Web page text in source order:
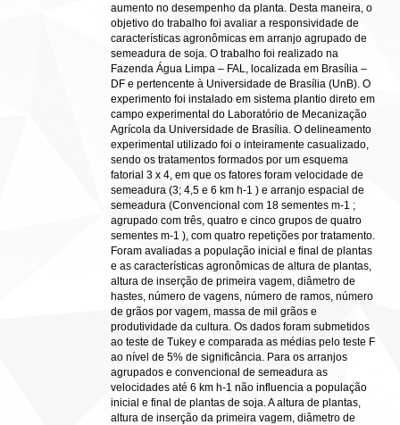
aumento no desempenho da planta. Desta maneira, o
objetivo do trabalho foi avaliar a responsividade de
características agronômicas em arranjo agrupado de
semeadura de soja. O trabalho foi realizado na
Fazenda Água Limpa – FAL, localizada em Brasília –
DF e pertencente à Universidade de Brasília (UnB). O
experimento foi instalado em sistema plantio direto em
campo experimental do Laboratório de Mecanização
Agrícola da Universidade de Brasília. O delineamento
experimental utilizado foi o inteiramente casualizado,
sendo os tratamentos formados por um esquema
fatorial 3 x 4, em que os fatores foram velocidade de
semeadura (3; 4,5 e 6 km h-1 ) e arranjo espacial de
semeadura (Convencional com 18 sementes m-1 ;
agrupado com três, quatro e cinco grupos de quatro
sementes m-1 ), com quatro repetições por tratamento.
Foram avaliadas a população inicial e final de plantas
e as características agronômicas de altura de plantas,
altura de inserção de primeira vagem, diâmetro de
hastes, número de vagens, número de ramos, número
de grãos por vagem, massa de mil grãos e
produtividade da cultura. Os dados foram submetidos
ao teste de Tukey e comparada as médias pelo teste F
ao nível de 5% de significância. Para os arranjos
agrupados e convencional de semeadura as
velocidades até 6 km h-1 não influencia a população
inicial e final de plantas de soja. A altura de plantas,
altura de inserção da primeira vagem, diâmetro de